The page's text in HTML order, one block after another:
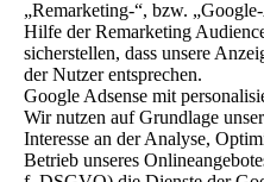
„Remarketing-“, bzw.
Hilfe der Remarketing
sicherstellen, dass unsere
der Nutzer entsprechen.
Google Adsense mit
Wir nutzen auf Grundlage
Interesse an der Analyse,
Betrieb unseres